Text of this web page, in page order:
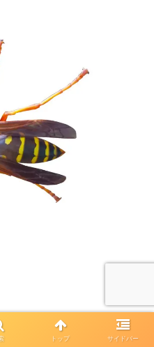
が、スズメバチより
トップ サイドバー